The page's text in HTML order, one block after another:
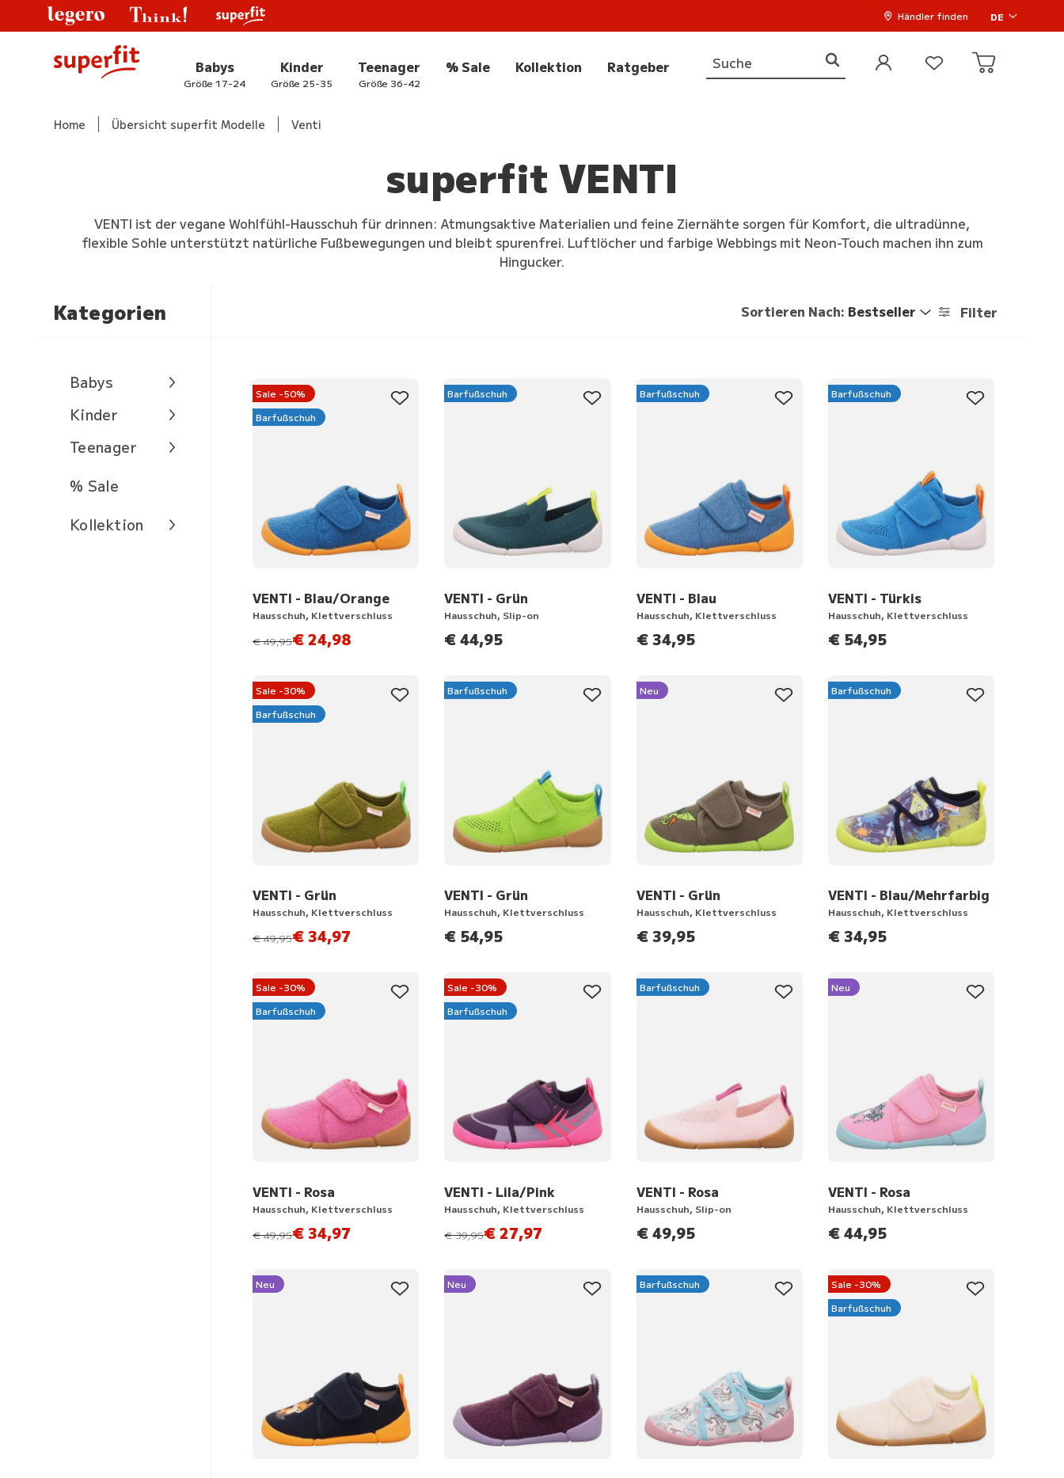
Händler finden DE
Babys
Größe 17-24
Kinder
Größe 25-35
Teenager
Größe 36-42
% Sale Kollektion Ratgeber
Home Übersicht superfit Modelle Venti
superfit VENTI
VENTI ist der vegane Wohlfühl-Hausschuh für drinnen: Atmungsaktive Materialien und feine Ziernähte sorgen für Komfort, die ultradünne,
flexible Sohle unterstützt natürliche Fußbewegungen und bleibt spurenfrei. Luftlöcher und farbige Webbings mit Neon-Touch machen ihn zum
Hingucker.
Kategorien
Babys
Kinder
Teenager
% Sale
Kollektion
Sortieren Nach: Bestseller Filter
Sale -50%
Barfußschuh
VENTI - Blau/Orange
Hausschuh, Klettverschluss
statt
€ 49,95€ 24,98
Barfußschuh
VENTI - Grün
Hausschuh, Slip-on
€ 44,95
Barfußschuh
VENTI - Blau
Hausschuh, Klettverschluss
€ 34,95
Barfußschuh
VENTI - Türkis
Hausschuh, Klettverschluss
€ 54,95
Sale -30%
Barfußschuh
VENTI - Grün
Hausschuh, Klettverschluss
statt
€ 49,95€ 34,97
Barfußschuh
VENTI - Grün
Hausschuh, Klettverschluss
€ 54,95
Neu
VENTI - Grün
Hausschuh, Klettverschluss
€ 39,95
Barfußschuh
VENTI - Blau/Mehrfarbig
Hausschuh, Klettverschluss
€ 34,95
Sale -30%
Barfußschuh
VENTI - Rosa
Hausschuh, Klettverschluss
statt
€ 49,95€ 34,97
Sale -30%
Barfußschuh
VENTI - Lila/Pink
Hausschuh, Klettverschluss
statt
€ 39,95€ 27,97
Barfußschuh
VENTI - Rosa
Hausschuh, Slip-on
€ 49,95
Neu
VENTI - Rosa
Hausschuh, Klettverschluss
€ 44,95
Neu Neu Barfußschuh
Sale -30%
Barfußschuh